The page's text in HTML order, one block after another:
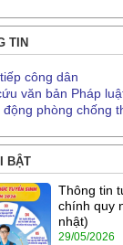
TIN
công dân
văn bản Pháp
động phòng chống
BẬT
Thông tin
chính quy
nhật)
29/05/2026